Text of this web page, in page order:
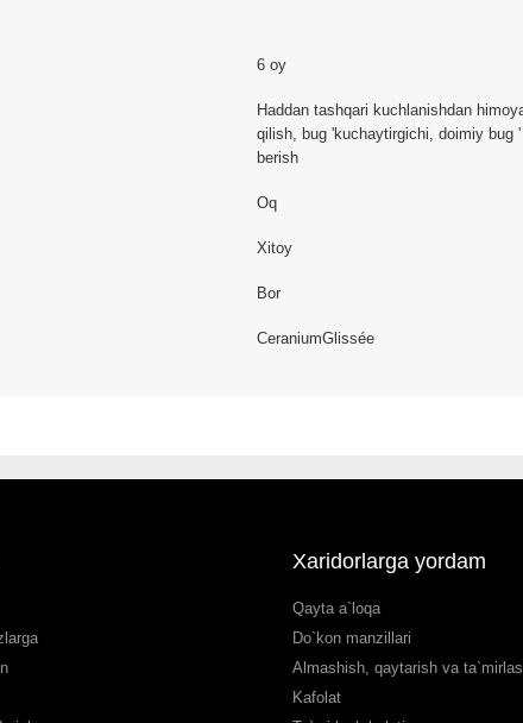
6 oy
Haddan tashqari kuchlanishdan
qilish, bug 'kuchaytirgichi, doimiy bug '
berish
Oq
Xitoy
Bor
CeraniumGlissée
Xaridorlarga yordam
Qayta a`loqa
Do`kon manzillari
Almashish, qaytarish va
Kafolat